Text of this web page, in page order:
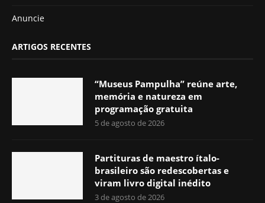
Anuncie
ARTIGOS RECENTES
“Museus Pampulha” reúne arte,
memória e natureza em
programação gratuita
5 de agosto de 2026
Partituras de maestro ítalo-
brasileiro são redescobertas e
viram livro digital inédito
3 de agosto de 2026